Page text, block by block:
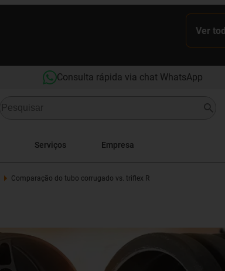
Ver
Consulta rápida via chat WhatsApp
Serviços Empresa
Comparação do tubo corrugado vs. triflex R